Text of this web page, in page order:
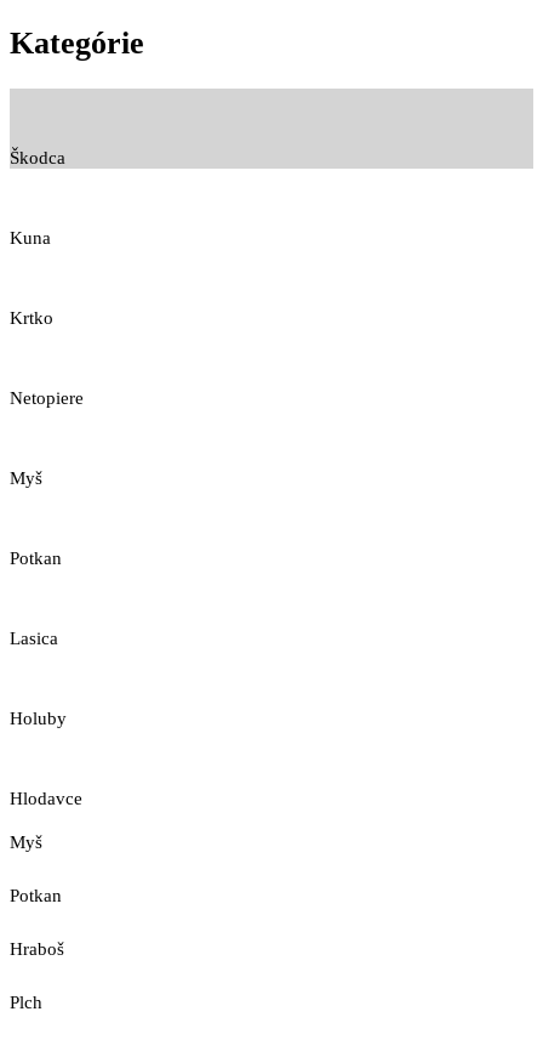
Kategórie
Škodca
Kuna
Krtko
Netopiere
Myš
Potkan
Lasica
Holuby
Hlodavce
Myš
Potkan
Hraboš
Plch